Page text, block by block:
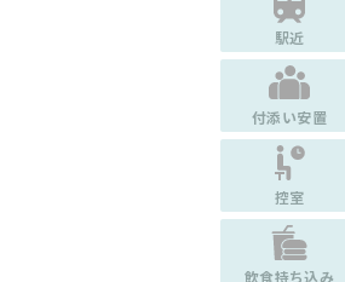
駅近
付添い安置
控室
飲食持ち込み